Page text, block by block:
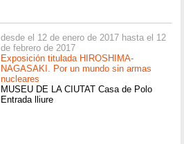
desde el 12 de enero de 2017 hasta el 12
de febrero de 2017
Exposición titulada HIROSHIMA-
NAGASAKI. Por un mundo sin armas
nucleares
MUSEU DE LA CIUTAT Casa de Polo
Entrada lliure